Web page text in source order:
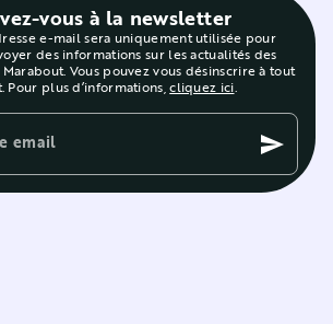
vous à la newsletter
e-mail sera uniquement utilisée pour
des informations sur les actualités des
Vous pouvez vous désinscrire à tout
Pour plus d’informations,cliquez ici.
email send